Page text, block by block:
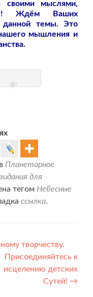
своими мыслями,
Ждём Ваших
данной темы. Это
мышления и
Планетарное
для
тегом Небесные
ссылка.
творчеству.
Присоединяйтесь к
исцелению детских
Сутей! →